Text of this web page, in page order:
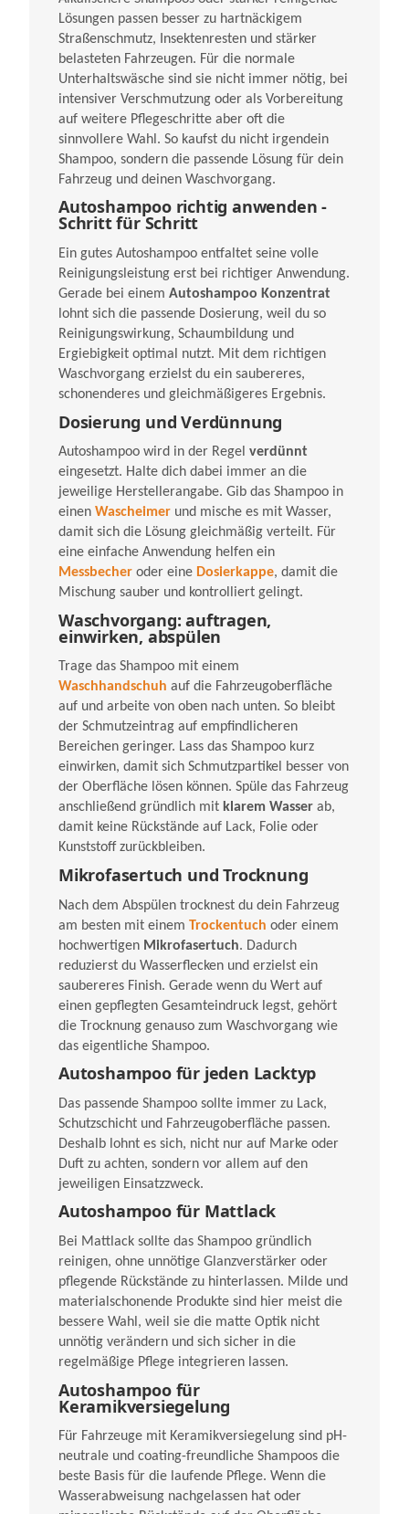
Lösungen passen besser zu hartnäckigem
Straßenschmutz, Insektenresten und stärker
belasteten Fahrzeugen. Für die normale
Unterhaltswäsche sind sie nicht immer nötig, bei
intensiver Verschmutzung oder als Vorbereitung
auf weitere Pflegeschritte aber oft die
sinnvollere Wahl. So kaufst du nicht irgendein
Shampoo, sondern die passende Lösung für dein
Fahrzeug und deinen Waschvorgang.
Autoshampoo richtig anwenden -
Schritt für Schritt
Ein gutes Autoshampoo entfaltet seine volle
Reinigungsleistung erst bei richtiger Anwendung.
Gerade bei einem Autoshampoo Konzentrat
lohnt sich die passende Dosierung, weil du so
Reinigungswirkung, Schaumbildung und
Ergiebigkeit optimal nutzt. Mit dem richtigen
Waschvorgang erzielst du ein saubereres,
schonenderes und gleichmäßigeres Ergebnis.
Dosierung und Verdünnung
Autoshampoo wird in der Regel verdünnt
eingesetzt. Halte dich dabei immer an die
jeweilige Herstellerangabe. Gib das Shampoo in
einen Wascheimer und mische es mit Wasser,
damit sich die Lösung gleichmäßig verteilt. Für
eine einfache Anwendung helfen ein
Messbecher oder eine Dosierkappe, damit die
Mischung sauber und kontrolliert gelingt.
Waschvorgang: auftragen,
einwirken, abspülen
Trage das Shampoo mit einem
Waschhandschuh auf die Fahrzeugoberfläche
auf und arbeite von oben nach unten. So bleibt
der Schmutzeintrag auf empfindlicheren
Bereichen geringer. Lass das Shampoo kurz
einwirken, damit sich Schmutzpartikel besser von
der Oberfläche lösen können. Spüle das Fahrzeug
anschließend gründlich mit klarem Wasser ab,
damit keine Rückstände auf Lack, Folie oder
Kunststoff zurückbleiben.
Mikrofasertuch und Trocknung
Nach dem Abspülen trocknest du dein Fahrzeug
am besten mit einem Trockentuch oder einem
hochwertigen Mikrofasertuch. Dadurch
reduzierst du Wasserflecken und erzielst ein
saubereres Finish. Gerade wenn du Wert auf
einen gepflegten Gesamteindruck legst, gehört
die Trocknung genauso zum Waschvorgang wie
das eigentliche Shampoo.
Autoshampoo für jeden Lacktyp
Das passende Shampoo sollte immer zu Lack,
Schutzschicht und Fahrzeugoberfläche passen.
Deshalb lohnt es sich, nicht nur auf Marke oder
Duft zu achten, sondern vor allem auf den
jeweiligen Einsatzzweck.
Autoshampoo für Mattlack
Bei Mattlack sollte das Shampoo gründlich
reinigen, ohne unnötige Glanzverstärker oder
pflegende Rückstände zu hinterlassen. Milde und
materialschonende Produkte sind hier meist die
bessere Wahl, weil sie die matte Optik nicht
unnötig verändern und sich sicher in die
regelmäßige Pflege integrieren lassen.
Autoshampoo für
Keramikversiegelung
Für Fahrzeuge mit Keramikversiegelung sind pH-
neutrale und coating-freundliche Shampoos die
beste Basis für die laufende Pflege. Wenn die
Wasserabweisung nachgelassen hat oder